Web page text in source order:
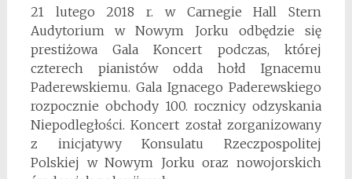
21 lutego 2018 r. w Carnegie Hall Stern
Audytorium w Nowym Jorku odbędzie się
prestiżowa Gala Koncert podczas, której
czterech pianistów odda hołd Ignacemu
Paderewskiemu. Gala Ignacego Paderewskiego
rozpocznie obchody 100. rocznicy odzyskania
Niepodległości. Koncert został zorganizowany
z inicjatywy Konsulatu Rzeczpospolitej
Polskiej w Nowym Jorku oraz nowojorskich